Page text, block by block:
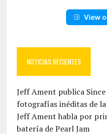
View
NOTICIAS RECIENTES
Jeff Ament publica
fotografías inéditas de
Jeff Ament habla por
batería de Pearl Jam